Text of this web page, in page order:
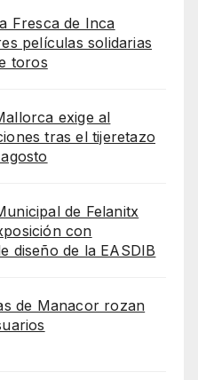
Fresca de Inca
películas solidarias
toros
exige al
tras el tijeretazo
de Felanitx
con
diseño de la EASDIB
de Manacor rozan